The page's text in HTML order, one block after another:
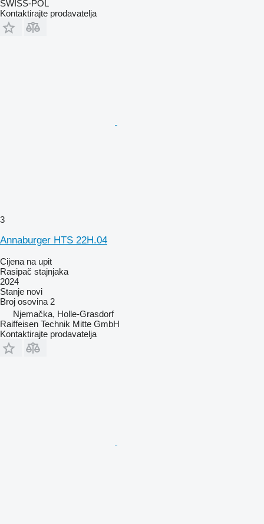
SWISS-POL
Kontaktirajte prodavatelja
3
Annaburger HTS 22H.04
Cijena na upit
Rasipač stajnjaka
2024
Stanje novi
Broj osovina 2
Njemačka, Holle-Grasdorf
Raiffeisen Technik Mitte GmbH
Kontaktirajte prodavatelja